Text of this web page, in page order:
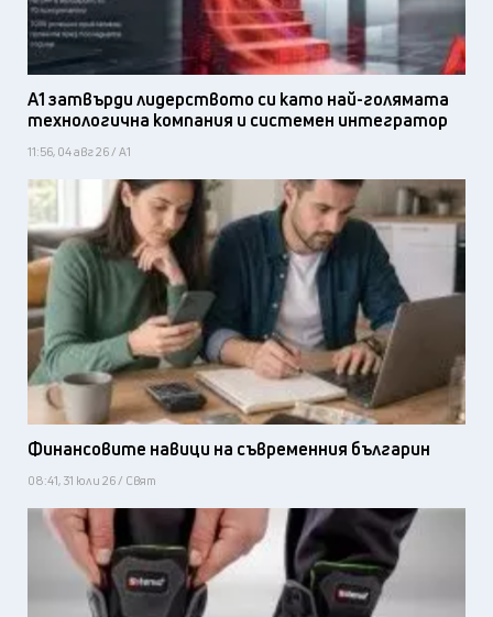
А1 затвърди лидерството си като най-голямата
технологична компания и системен интегратор
11:56, 04 авг 26 / А1
Финансовите навици на съвременния българин
08:41, 31 юли 26 / Свят